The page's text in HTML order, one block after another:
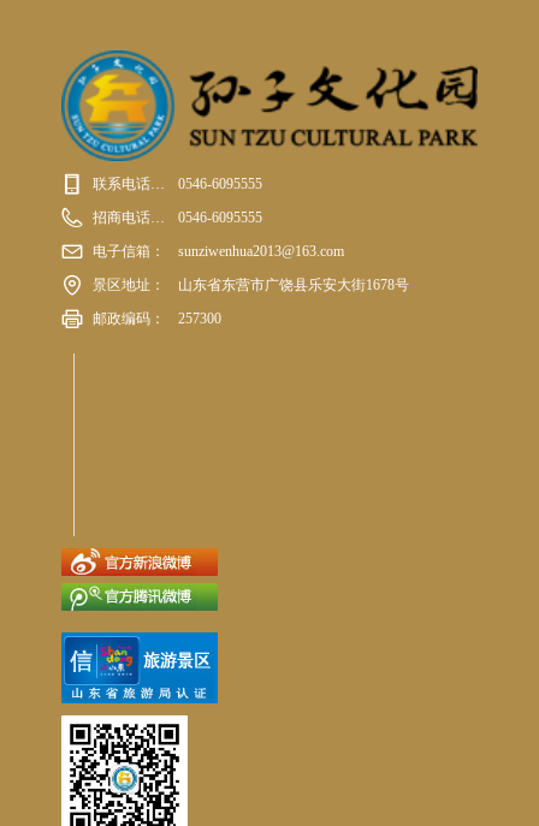
联系电话：0546-6095555
0546-6095555
招商电话：0546-6095555
0546-6095555
电子信箱：
sunziwenhua2013@163.com
景区地址：
山东省东营市广饶县乐安大街1678号
邮政编码：
257300